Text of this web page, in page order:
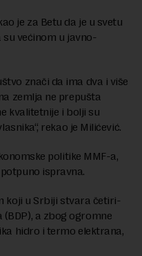
je za Betu da je u svetu
su većinom u javno-
znači da ima dva i više
zemlja ne prepušta
kvalitetnije i bolji su
rekao je Milićević.
politike MMF-a,
ispravna.
koji u Srbiji stvara četiri-
a zbog ogromne
hidro i termo elektrana,